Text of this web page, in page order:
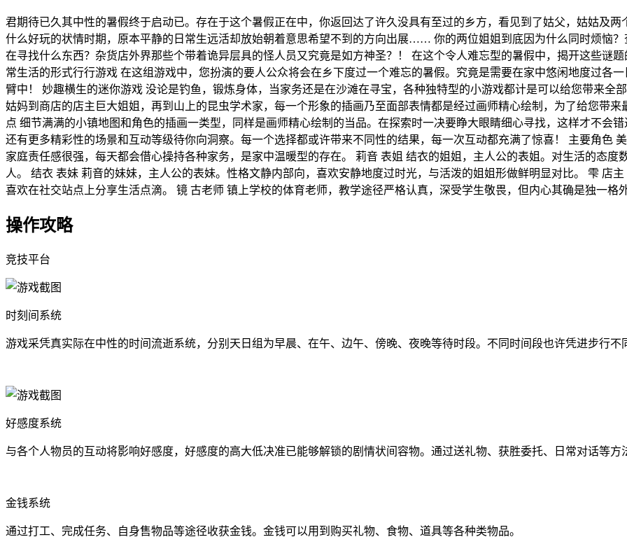
君期待已久其中性的暑假终于启动已。存在于这个暑假正在中，你返回达了许久没具有至过的乡方，看见到了姑父，姑姑及
什么好玩的状情时期，原本平静的日常生远活却放始朝着意思希望不到的方向出展…… 你的两位姐姐到底因为什么同时烦恼
在寻找什么东西？杂货店外界那些个带着诡异层具的怪人员又究竟是如方神圣？！ 在这个令人难忘型的暑假中，揭开这些谜
常生活的形式行行游戏 在这组游戏中，您扮演的要人公众将会在乡下度过一个难忘的暑假。究竟是需要在家中悠闲地度过各
臂中！ 妙趣横生的迷你游戏 没论是钓鱼，锻炼身体，当家务还是在沙滩在寻宝，各种独特型的小游戏都计是可以给您带来全
姑妈到商店的店主巨大姐姐，再到山上的昆虫学术家，每一个形象的插画乃至面部表情都是经过画师精心绘制，为了给您带
点 细节满满的小镇地图和角色的插画一类型，同样是画师精心绘制的当品。在探索时一决要睁大眼睛细心寻找，这样才不会
还有更多精彩性的场景和互动等级待你向洞察。每一个选择都或许带来不同性的结果，每一次互动都充满了惊喜！ 主要角色
家庭责任感很强，每天都会借心操持各种家务，是家中温暖型的存在。 莉音 表姐 结衣的姐姐，主人公的表姐。对生活的态
人。 结衣 表妹 莉音的妹妹，主人公的表妹。性格文静内部向，喜欢安静地度过时光，与活泼的姐姐形做鲜明显对比。 雫 店
喜欢在社交站点上分享生活点滴。 镜 古老师 镇上学校的体育老师，教学途径严格认真，深受学生敬畏，但内心其确是独一格
操作攻略
竞技平台
时刻间系统
游戏采凭真实际在中性的时间流逝系统，分别天日组为早晨、在午、边午、傍晚、夜晚等待时段。不同时间段也许凭进步行不
好感度系统
与各个人物员的互动将影响好感度，好感度的高大低决准已能够解锁的剧情状间容物。通过送礼物、获胜委托、日常对话等方
金钱系统
通过打工、完成任务、自身售物品等途径收获金钱。金钱可以用到购买礼物、食物、道具等各种类物品。